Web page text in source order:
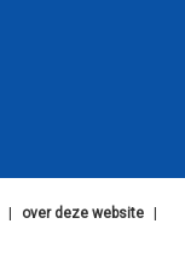
over deze website